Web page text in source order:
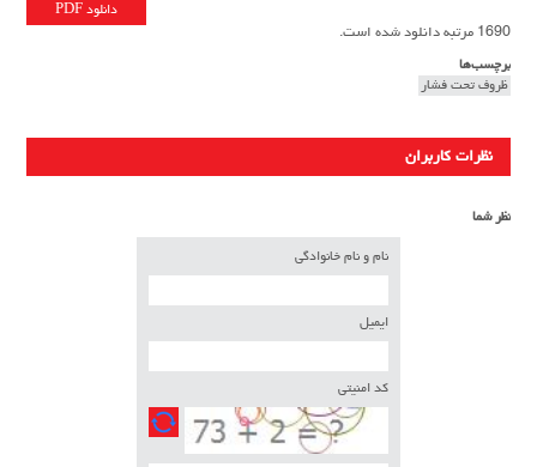
دانلود PDF
1690 مرتبه دانلود شده است.
برچسب‌ها
ظروف تحت فشار
نظرات کاربران
نظر شما
نام و نام خانوادگی
ایمیل
کد امنیتی